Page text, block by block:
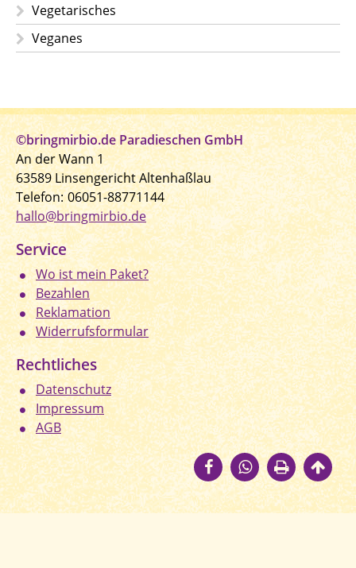
Vegetarisches
Veganes
©bringmirbio.de Paradieschen GmbH
An der Wann 1
63589 Linsengericht Altenhaßlau
Telefon: 06051-88771144
hallo@bringmirbio.de
Service
Wo ist mein Paket?
Bezahlen
Reklamation
Widerrufsformular
Rechtliches
Datenschutz
Impressum
AGB